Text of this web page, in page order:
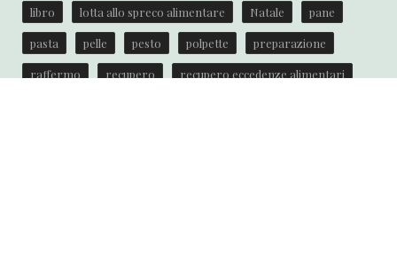
libro lotta allo spreco alimentare Natale pane
pasta pelle pesto polpette preparazione
raffermo recupero recupero eccedenze alimentari